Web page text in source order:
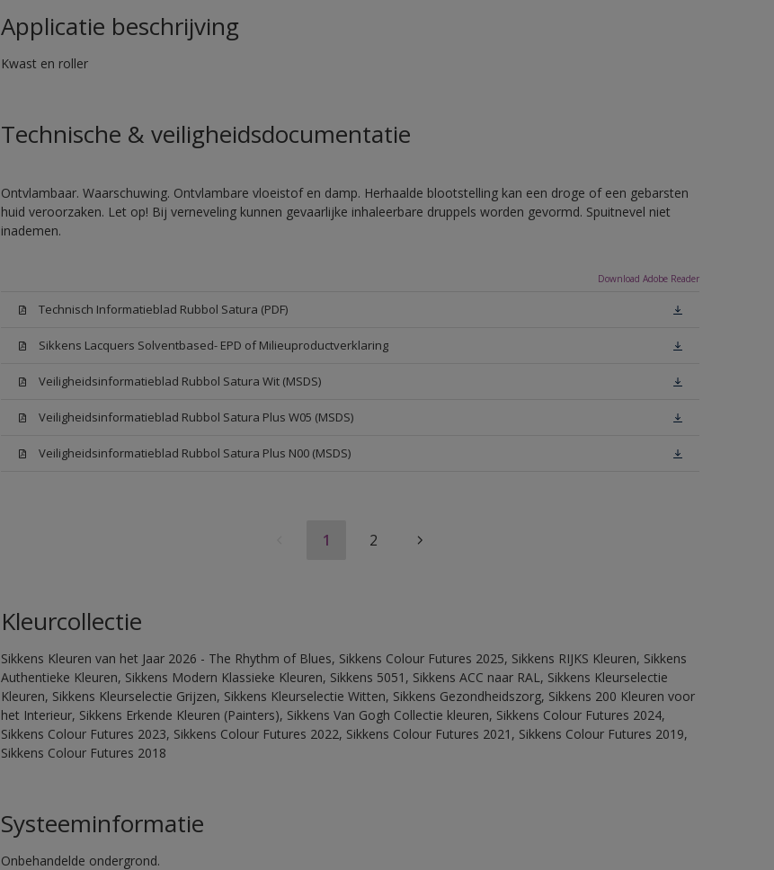
Applicatie beschrijving
Kwast en roller
Technische & veiligheidsdocumentatie
Ontvlambaar. Waarschuwing. Ontvlambare vloeistof en damp. Herhaalde blootstelling kan een droge of een gebarsten
huid veroorzaken. Let op! Bij verneveling kunnen gevaarlijke inhaleerbare druppels worden gevormd. Spuitnevel niet
inademen.
Download Adobe Reader
Technisch Informatieblad Rubbol Satura (PDF)
Sikkens Lacquers Solventbased- EPD of Milieuproductverklaring
Veiligheidsinformatieblad Rubbol Satura Wit (MSDS)
Veiligheidsinformatieblad Rubbol Satura Plus W05 (MSDS)
Veiligheidsinformatieblad Rubbol Satura Plus N00 (MSDS)
1 2
Kleurcollectie
Sikkens Kleuren van het Jaar 2026 - The Rhythm of Blues, Sikkens Colour Futures 2025, Sikkens RIJKS Kleuren, Sikkens
Authentieke Kleuren, Sikkens Modern Klassieke Kleuren, Sikkens 5051, Sikkens ACC naar RAL, Sikkens Kleurselectie
Kleuren, Sikkens Kleurselectie Grijzen, Sikkens Kleurselectie Witten, Sikkens Gezondheidszorg, Sikkens 200 Kleuren voor
het Interieur, Sikkens Erkende Kleuren (Painters), Sikkens Van Gogh Collectie kleuren, Sikkens Colour Futures 2024,
Sikkens Colour Futures 2023, Sikkens Colour Futures 2022, Sikkens Colour Futures 2021, Sikkens Colour Futures 2019,
Sikkens Colour Futures 2018
Systeeminformatie
Onbehandelde ondergrond.